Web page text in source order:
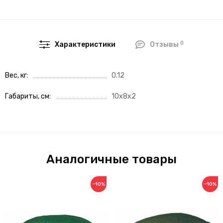
Характеристики Отзывы 0
Вес, кг 0.12
Габариты, см 10x8x2
Аналогичные товары
−10% −10%